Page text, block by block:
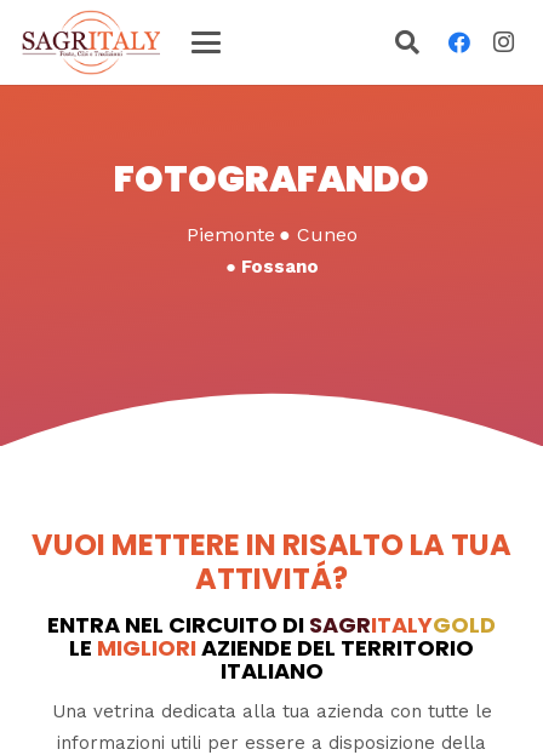
FOTOGRAFANDO
Piemonte ● Cuneo
● Fossano
VUOI METTERE IN RISALTO LA TUA
ATTIVITÁ?
ENTRA NEL CIRCUITO DI SAGRITALYGOLD
LE MIGLIORIAZIENDE DEL TERRITORIO
ITALIANO
Una vetrina dedicata alla tua azienda con tutte le
informazioni utili per essere a disposizione della